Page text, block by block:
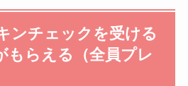
ンチェックを受ける
もらえる（全員プレ